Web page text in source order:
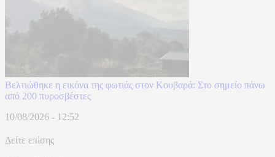
Βελτιώθηκε η εικόνα της φωτιάς στον Κουβαρά: Στο σημείο πάνω
από 200 πυροσβέστες
10/08/2026 - 12:52
Δείτε επίσης